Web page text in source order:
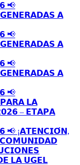
📢
𝗔
📢
𝗔
📢
𝗔
📢
𝗟𝗔
– 𝗘𝗧𝗔𝗣𝗔
📢 ¡𝗔𝗧𝗘𝗡𝗖𝗜𝗢́𝗡,
𝗖𝗢𝗠𝗨𝗡𝗜𝗗𝗔𝗗
𝗟𝗔 𝗨𝗚𝗘𝗟